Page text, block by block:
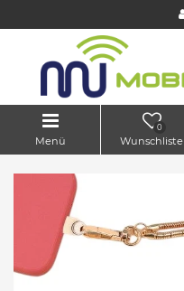
Menü
0
Wunschliste